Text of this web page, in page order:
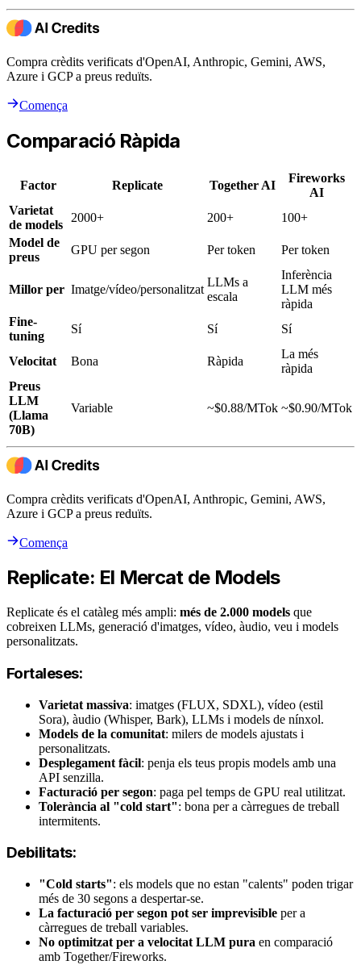
Compra crèdits verificats d'OpenAI, Anthropic, Gemini, AWS,
Azure i GCP a preus reduïts.
Comença
Comparació Ràpida
Factor Replicate Together AI
Fireworks
AI
Varietat
de models
2000+ 200+
100+
Model de
preus
GPU per segon Per token Per token
Millor per Imatge/vídeo/personalitzat
LLMs a
escala
Inferència
LLM més
ràpida
Fine-
tuning
Sí Sí Sí
Velocitat Bona Ràpida
La més
ràpida
Preus
LLM
(Llama
70B)
Variable ~$0.88/MTok ~$0.90/MTok
Compra crèdits verificats d'OpenAI, Anthropic, Gemini, AWS,
Azure i GCP a preus reduïts.
Comença
Replicate: El Mercat de Models
Replicate és el catàleg més ampli: més de 2.000 models que
cobreixen LLMs, generació d'imatges, vídeo, àudio, veu i models
personalitzats.
Fortaleses:
Varietat massiva: imatges (FLUX, SDXL), vídeo (estil
Sora), àudio (Whisper, Bark), LLMs i models de nínxol.
Models de la comunitat: milers de models ajustats i
personalitzats.
Desplegament fàcil: penja els teus propis models amb una
API senzilla.
Facturació per segon: paga pel temps de GPU real utilitzat.
Tolerància al "cold start": bona per a càrregues de treball
intermitents.
Debilitats:
"Cold starts": els models que no estan "calents" poden trigar
més de 30 segons a despertar-se.
La facturació per segon pot ser imprevisible per a
càrregues de treball variables.
No optimitzat per a velocitat LLM pura en comparació
amb Together/Fireworks.